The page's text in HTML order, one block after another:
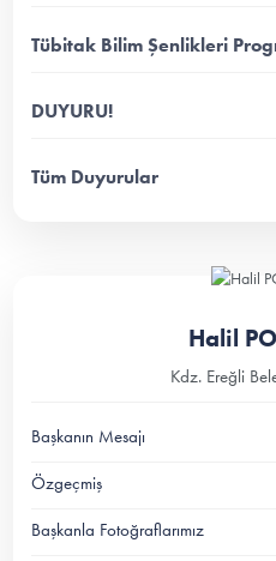
Tübitak Bilim Şenlikleri
DUYURU!
Tüm Duyurular
Halil
Kdz. Ereğli
Başkanın Mesajı
Özgeçmiş
Başkanla Fotoğraflarımız